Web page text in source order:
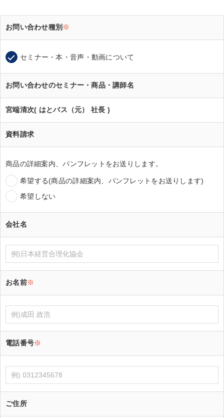
お問い合わせ種別 ※
セミナー・本・音声・動画について
お問い合わせのセミナー・商品・講師名
宮端清次( はとバス（元） 社長 )
資料請求
商品の詳細案内、パンフレットをお送りします。
希望する(商品の詳細案内、パンフレットをお送りします)
希望しない
会社名
お名前※
電話番号※
ご住所